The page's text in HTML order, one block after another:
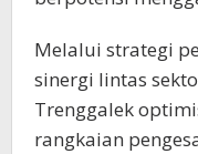
Melalui strategi
sinergi lintas
Trenggalek
rangkaian